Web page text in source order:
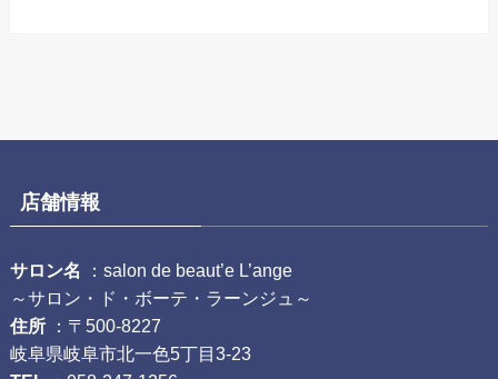
店舗情報
サロン名
：salon de beaut’e L’ange
～サロン・ド・ボーテ・ラーンジュ～
住所：〒500-8227
岐阜県岐阜市北一色5丁目3-23